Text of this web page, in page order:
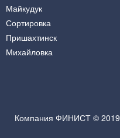
Майкудук
Сортировка
Пришахтинск
Михайловка
Компания ФИНИСТ © 2019